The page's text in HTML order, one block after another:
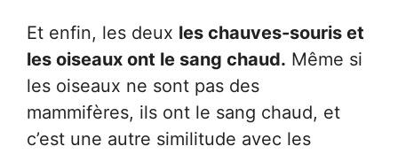
Et enfin, les deux les chauves-souris et
les oiseaux ont le sang chaud. Même si
les oiseaux ne sont pas des
mammifères, ils ont le sang chaud, et
c’est une autre similitude avec les